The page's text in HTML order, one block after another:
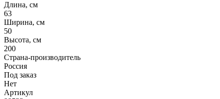
Длина, см
63
Ширина, см
50
Высота, см
200
Страна-производитель
Россия
Под заказ
Нет
Артикул